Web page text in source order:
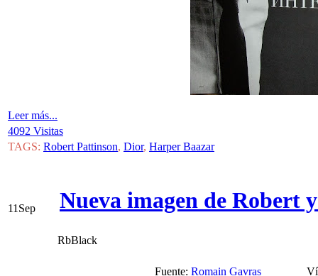
Leer más...
4092 Visitas
TAGS: Robert Pattinson, Dior, Harper Baazar
11 Sep Nueva imagen de Robert
RbBlack
Fuente: Romain Gavras